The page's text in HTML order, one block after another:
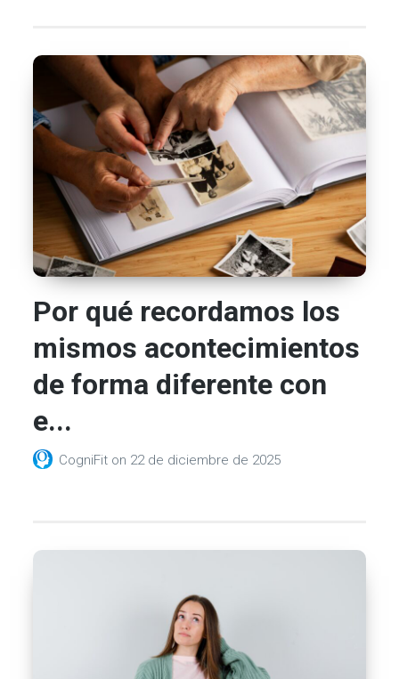
Por qué recordamos los
mismos acontecimientos
de forma diferente con
e...
CogniFit on 22 de diciembre de 2025